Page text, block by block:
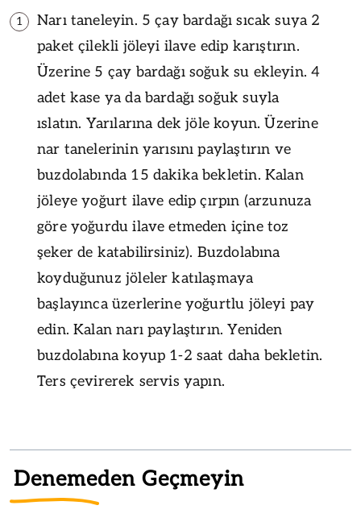
1
Narı taneleyin. 5 çay bardağı sıcak suya 2
paket çilekli jöleyi ilave edip karıştırın.
Üzerine 5 çay bardağı soğuk su ekleyin. 4
adet kase ya da bardağı soğuk suyla
ıslatın. Yarılarına dek jöle koyun. Üzerine
nar tanelerinin yarısını paylaştırın ve
buzdolabında 15 dakika bekletin. Kalan
jöleye yoğurt ilave edip çırpın (arzunuza
göre yoğurdu ilave etmeden içine toz
şeker de katabilirsiniz). Buzdolabına
koyduğunuz jöleler katılaşmaya
başlayınca üzerlerine yoğurtlu jöleyi pay
edin. Kalan narı paylaştırın. Yeniden
buzdolabına koyup 1-2 saat daha bekletin.
Ters çevirerek servis yapın.
Denemeden Geçmeyin